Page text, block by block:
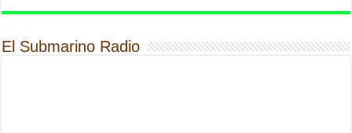
El Submarino Radio